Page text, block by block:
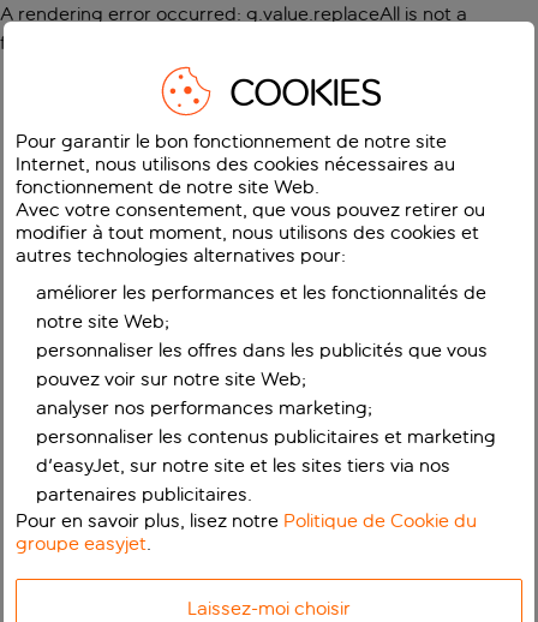
A rendering error occurred: g.value.replaceAll is not a
function
COOKIES
Pour garantir le bon fonctionnement de notre site
Internet, nous utilisons des cookies nécessaires au
fonctionnement de notre site Web.
Avec votre consentement, que vous pouvez retirer ou
modifier à tout moment, nous utilisons des cookies et
autres technologies alternatives pour:
améliorer les performances et les fonctionnalités de
notre site Web;
personnaliser les offres dans les publicités que vous
pouvez voir sur notre site Web;
analyser nos performances marketing;
personnaliser les contenus publicitaires et marketing
d'easyJet, sur notre site et les sites tiers via nos
partenaires publicitaires.
Pour en savoir plus, lisez notre Politique de Cookie du
groupe easyjet.
Laissez-moi choisir